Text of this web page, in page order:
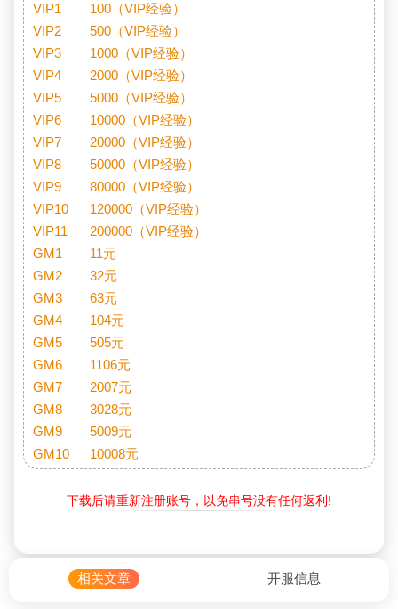
VIP1	100（VIP经验）
VIP2	500（VIP经验）
VIP3	1000（VIP经验）
VIP4	2000（VIP经验）
VIP5	5000（VIP经验）
VIP6	10000（VIP经验）
VIP7	20000（VIP经验）
VIP8	50000（VIP经验）
VIP9	80000（VIP经验）
VIP10	120000（VIP经验）
VIP11	200000（VIP经验）
GM1	11元
GM2	32元
GM3	63元
GM4	104元
GM5	505元
GM6	1106元
GM7	2007元
GM8	3028元
GM9	5009元
GM10	10008元
下载后请重新注册账号，以免串号没有任何返利!
相关文章 开服信息